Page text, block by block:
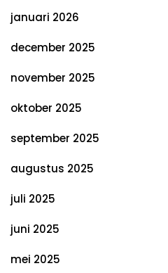
januari 2026
december 2025
november 2025
oktober 2025
september 2025
augustus 2025
juli 2025
juni 2025
mei 2025